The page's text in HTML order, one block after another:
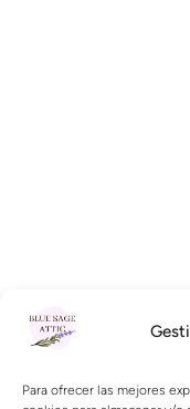
Para ofrecer las mejores